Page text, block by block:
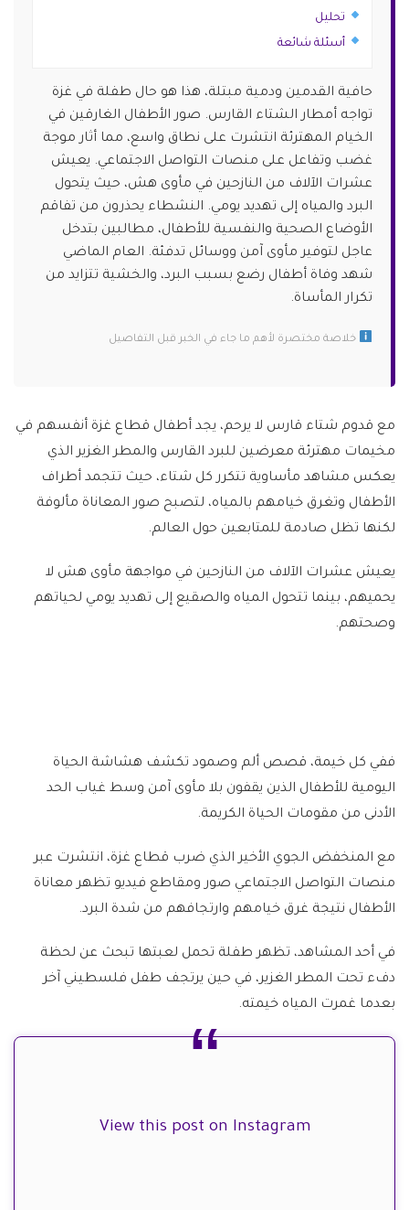
تحليل
أسئلة شائعة
حافية القدمين ودمية مبتلة، هذا هو حال طفلة في غزة
تواجه أمطار الشتاء القارس. صور الأطفال الغارقين في
الخيام المهترئة انتشرت على نطاق واسع، مما أثار موجة
غضب وتفاعل على منصات التواصل الاجتماعي. يعيش
عشرات الآلاف من النازحين في مأوى هش، حيث يتحول
البرد والمياه إلى تهديد يومي. النشطاء يحذرون من تفاقم
الأوضاع الصحية والنفسية للأطفال، مطالبين بتدخل
عاجل لتوفير مأوى آمن ووسائل تدفئة. العام الماضي
شهد وفاة أطفال رضع بسبب البرد، والخشية تتزايد من
تكرار المأساة.
خلاصة مختصرة لأهم ما جاء في الخبر قبل التفاصيل
مع قدوم شتاء قارس لا يرحم، يجد أطفال قطاع غزة أنفسهم في
مخيمات مهترئة معرضين للبرد القارس والمطر الغزير الذي
يعكس مشاهد مأساوية تتكرر كل شتاء، حيث تتجمد أطراف
الأطفال وتغرق خيامهم بالمياه، لتصبح صور المعاناة مألوفة
لكنها تظل صادمة للمتابعين حول العالم.
يعيش عشرات الآلاف من النازحين في مواجهة مأوى هش لا
يحميهم، بينما تتحول المياه والصقيع إلى تهديد يومي لحياتهم
وصحتهم.
ففي كل خيمة، قصص ألم وصمود تكشف هشاشة الحياة
اليومية للأطفال الذين يقفون بلا مأوى آمن وسط غياب الحد
الأدنى من مقومات الحياة الكريمة.
مع المنخفض الجوي الأخير الذي ضرب قطاع غزة، انتشرت عبر
منصات التواصل الاجتماعي صور ومقاطع فيديو تظهر معاناة
الأطفال نتيجة غرق خيامهم وارتجافهم من شدة البرد.
في أحد المشاهد، تظهر طفلة تحمل لعبتها تبحث عن لحظة
دفء تحت المطر الغزير، في حين يرتجف طفل فلسطيني آخر
بعدما غمرت المياه خيمته.
View this post on Instagram